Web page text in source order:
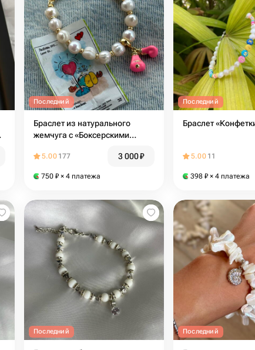
Последний
Браслет из натурального
жемчуга с «Боксерскими
5.00 177 3 000₽
750 ₽ × 4 платежа
Последний
Браслет
5.00 11
398 ₽ × 4 платежа
Последний Последний